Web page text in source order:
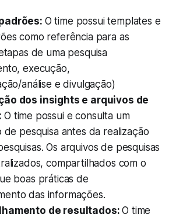
O time possui templates e
como referência para as
de uma pesquisa
execução,
análise e divulgação)
dos insights e arquivos de
O time possui e consulta um
de pesquisa antes da realização
Os arquivos de pesquisas
compartilhados com o
boas práticas de
das informações.
de resultados:O time